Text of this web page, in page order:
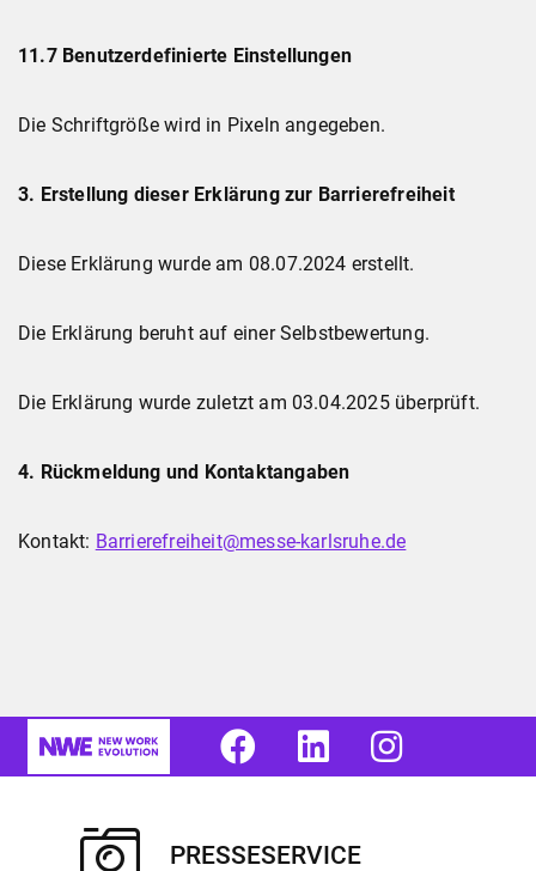
11.7 Benutzerdefinierte Einstellungen
Die Schriftgröße wird in Pixeln angegeben.
3. Erstellung dieser Erklärung zur Barrierefreiheit
Diese Erklärung wurde am 08.07.2024 erstellt.
Die Erklärung beruht auf einer Selbstbewertung.
Die Erklärung wurde zuletzt am 03.04.2025 überprüft.
4. Rückmeldung und Kontaktangaben
Kontakt: Barrierefreiheit@messe-karlsruhe.de
PRESSESERVICE